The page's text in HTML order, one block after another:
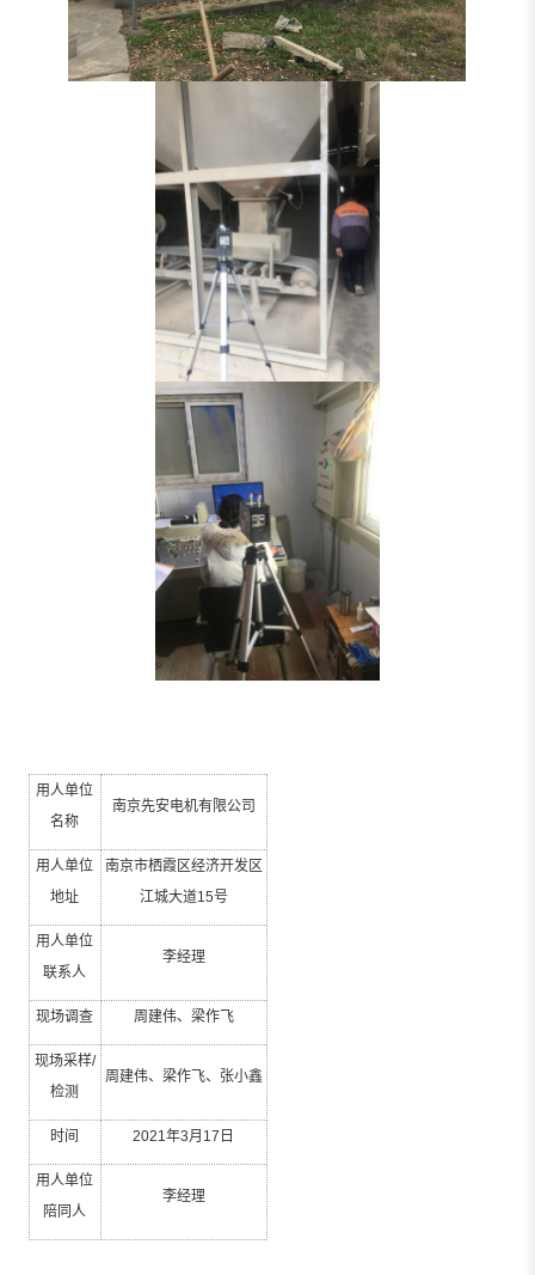
用人单位
名称
南京先安电机有限公司
用人单位
地址
南京市栖霞区经济开发区
江城大道15号
用人单位
联系人
李经理
现场调查 周建伟、梁作飞
现场采样/
检测
周建伟、梁作飞、张小鑫
时间 2021年3月 17 日
用人单位
陪同人
李经理